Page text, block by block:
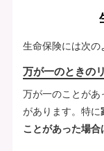
生命保険には次の
万が一のときの
万が一のことがあ
があります。特に
ことがあった場